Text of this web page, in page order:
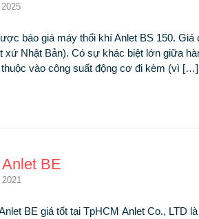
báo giá máy thổi khí Anlet BS 150.
xứ Nhật Bản). Có sự khác biệt lớn giữa
thuộc vào công suất động cơ đi kèm (vì […]
BE
BE giá tốt tại TpHCMAnlet Co., LTD